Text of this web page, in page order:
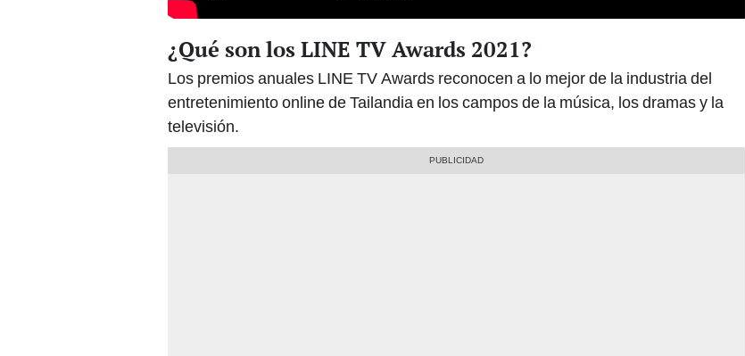
¿Qué son los LINE TV Awards 2021?
Los premios anuales LINE TV Awards reconocen a lo mejor de la industria del
entretenimiento online de Tailandia en los campos de la música, los dramas y la
televisión.